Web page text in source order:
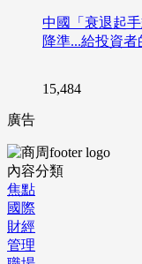
中國「衰退起
降準...給投資
15,484
廣告
內容分類
焦點
國際
財經
管理